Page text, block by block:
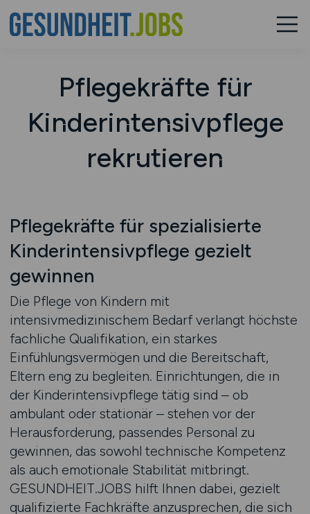
Pflegekräfte für
Kinderintensivpflege
rekrutieren
Pflegekräfte für spezialisierte
Kinderintensivpflege gezielt
gewinnen
Die Pflege von Kindern mit
intensivmedizinischem Bedarf verlangt höchste
fachliche Qualifikation, ein starkes
Einfühlungsvermögen und die Bereitschaft,
Eltern eng zu begleiten. Einrichtungen, die in
der Kinderintensivpflege tätig sind – ob
ambulant oder stationär – stehen vor der
Herausforderung, passendes Personal zu
gewinnen, das sowohl technische Kompetenz
als auch emotionale Stabilität mitbringt.
GESUNDHEIT.JOBS hilft Ihnen dabei, gezielt
qualifizierte Fachkräfte anzusprechen, die sich